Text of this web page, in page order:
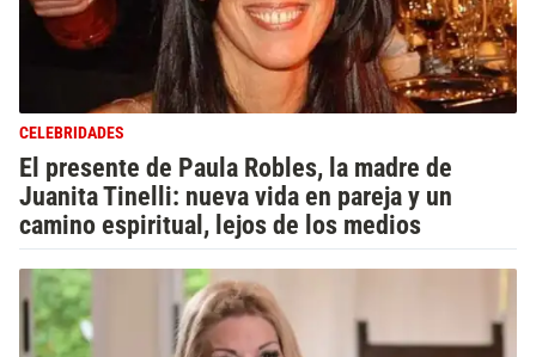
CELEBRIDADES
El presente de Paula Robles, la madre de
Juanita Tinelli: nueva vida en pareja y un
camino espiritual, lejos de los medios